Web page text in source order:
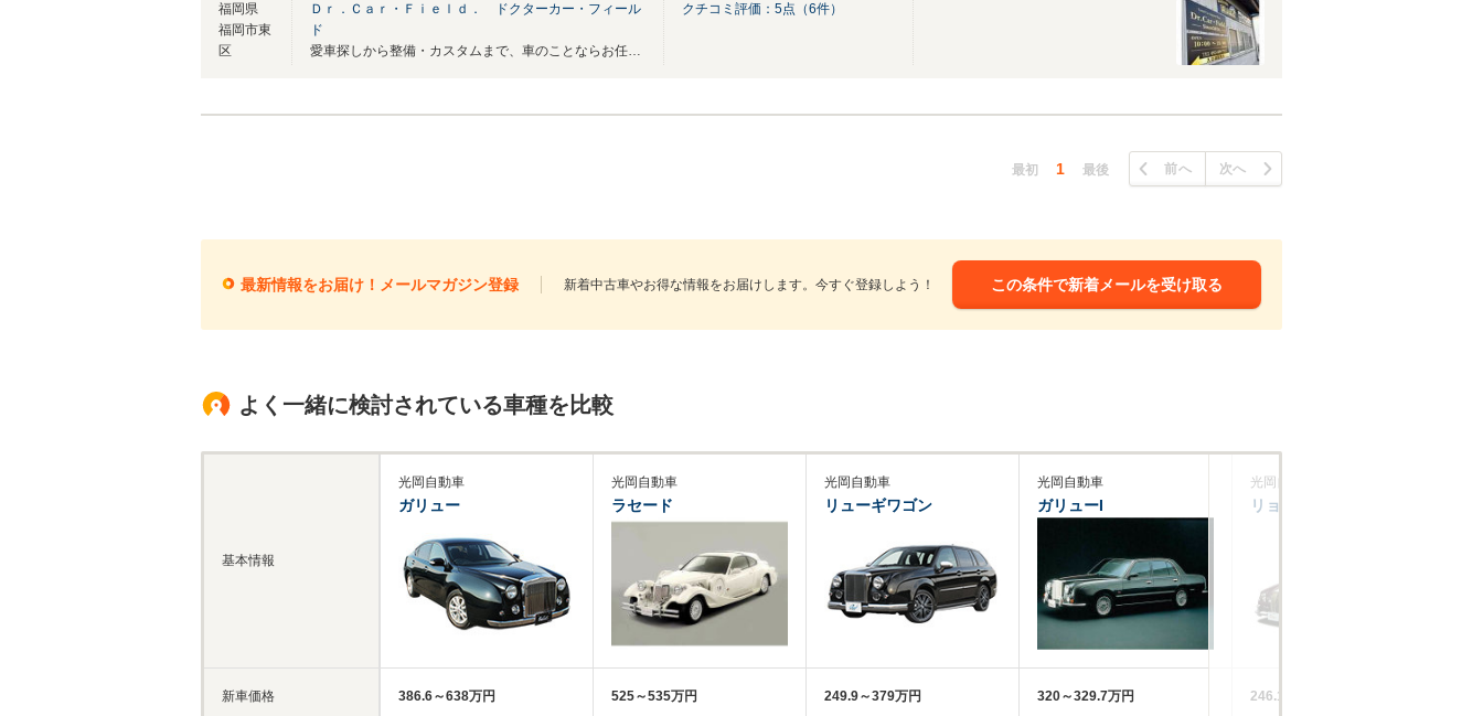
福岡県
福岡市東
区
Ｄｒ．Ｃａｒ・Ｆｉｅｌｄ． ドクターカー・フィール
ド
愛車探しから整備・カスタムまで、車のことならお任せください！
クチコミ評価： 5点（6件）
最初 1 最後 前へ 次へ
最新情報をお届け！メールマガジン登録 新着中古車やお得な情報をお届けします。今すぐ登録しよう！ この条件で新着メールを受け取る
よく一緒に検討されている車種を比較
基本情報
新車価格
光岡自動車
ガリュー
386.6～638万円
光岡自動車
ラセード
525～535万円
光岡自動車
リューギワゴン
249.9～379万円
光岡自動車
ガリューI
320～329.7万円
光岡自動車
リョーガワゴン
246.1～303.4万円